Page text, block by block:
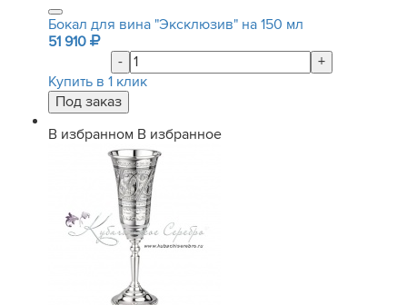
Бокал для вина "Эксклюзив" на 150 мл
51 910
-
+
Купить в 1 клик
В избранном В избранное